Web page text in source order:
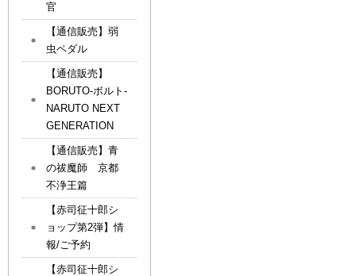
官
【通信販売】弱
虫ペダル
【通信販売】
BORUTO-ボルト-
NARUTO NEXT
GENERATION
【通信販売】青
の祓魔師 京都
不浄王篇
【赤司征十郎シ
ョップ第2弾】情
報/ご予約
【赤司征十郎シ